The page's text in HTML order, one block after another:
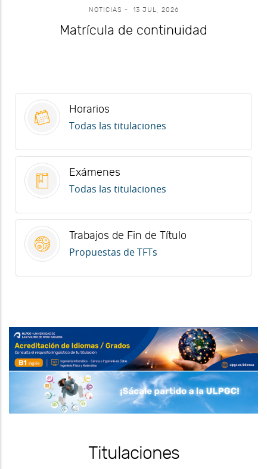
BECAS - 13 JUL, 2026
Becas del Gobierno de Canarias
. Horarios
Todas las titulaciones
. Exámenes
Todas las titulaciones
. Trabajos de Fin de Título
Propuestas de TFTs
Titulaciones